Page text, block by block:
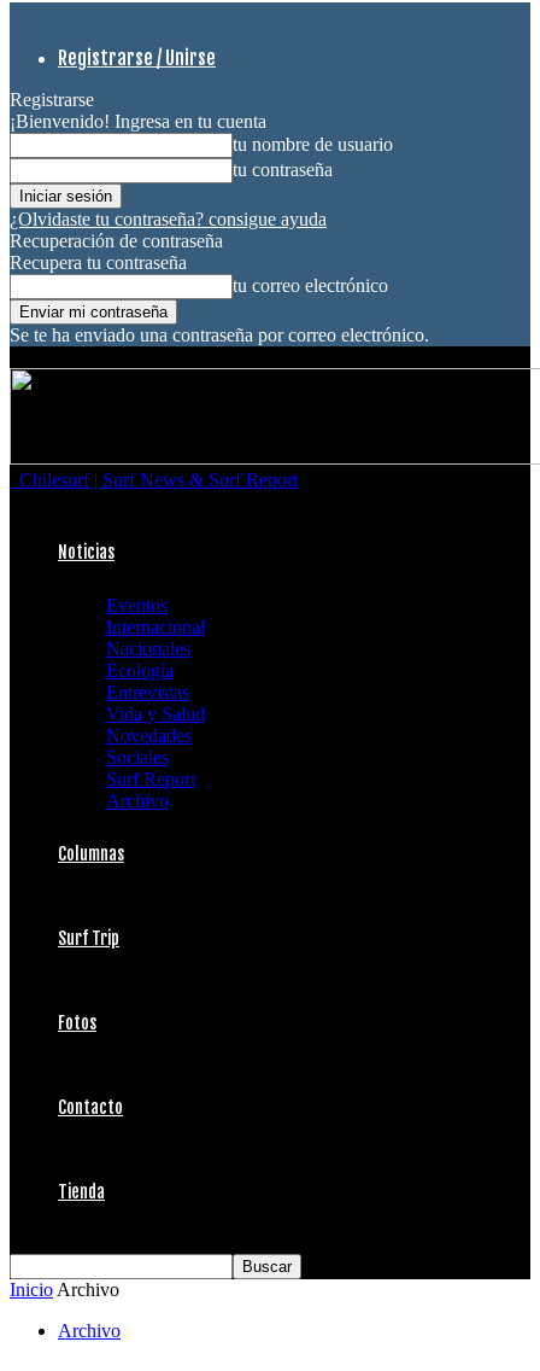
Registrarse / Unirse
Registrarse
¡Bienvenido! Ingresa en tu cuenta
tu nombre de usuario
tu contraseña
¿Olvidaste tu contraseña? consigue ayuda
Recuperación de contraseña
Recupera tu contraseña
tu correo electrónico
Se te ha enviado una contraseña por correo electrónico.
Chilesurf | Surf News & Surf Report
Noticias
Eventos
Internacional
Nacionales
Ecología
Entrevistas
Vida y Salud
Novedades
Sociales
Surf Report
Archivo
Columnas
Surf Trip
Fotos
Contacto
Tienda
Inicio Archivo
Archivo